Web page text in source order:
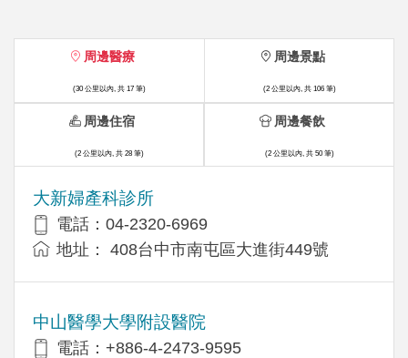
周邊醫療
(30 公里以內, 共 17 筆)
大新婦產科診所
電話：04-2320-6969
地址： 408台中市南屯區大進街449號
中山醫學大學附設醫院
電話：+886-4-2473-9595
周邊景點
(2 公里以內, 共 106 筆)
周邊住宿
(2 公里以內, 共 28 筆)
周邊餐飲
(2 公里以內, 共 50 筆)